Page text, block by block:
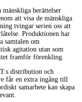
berättelser
att visa de mänskliga
tvingar serien oss att
Produktionen har
om
agitation utan som
framför förenkling.
distribution och
får en extra ingång till
samarbete kan skapa